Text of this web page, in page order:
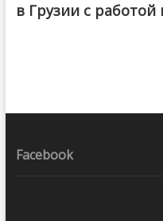
в Грузии с
Facebook